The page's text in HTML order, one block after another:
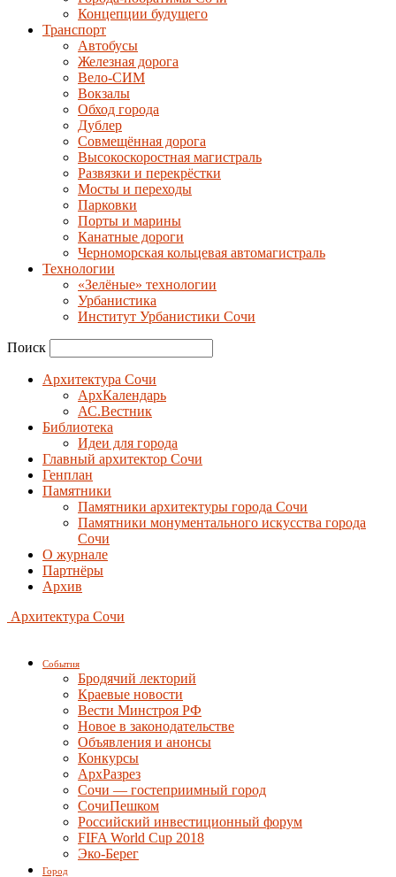
Концепции будущего
Транспорт
Автобусы
Железная дорога
Вело-СИМ
Вокзалы
Обход города
Дублер
Совмещённая дорога
Высокоскоростная магистраль
Развязки и перекрёстки
Мосты и переходы
Парковки
Порты и марины
Канатные дороги
Черноморская кольцевая автомагистраль
Технологии
«Зелёные» технологии
Урбанистика
Институт Урбанистики Сочи
Поиск
Архитектура Сочи
АрхКалендарь
АС.Вестник
Библиотека
Идеи для города
Главный архитектор Сочи
Генплан
Памятники
Памятники архитектуры города Сочи
Памятники монументального искусства города
Сочи
О журнале
Партнёры
Архив
Архитектура Сочи
События
Бродячий лекторий
Краевые новости
Вести Минстроя РФ
Новое в законодательстве
Объявления и анонсы
Конкурсы
АрхРазрез
Сочи — гостеприимный город
СочиПешком
Российский инвестиционный форум
FIFA World Cup 2018
Эко-Берег
Город